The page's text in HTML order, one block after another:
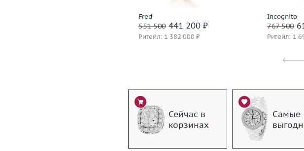
Fred
551 500441 200 ₽
Ритейл: 1 382 000 ₽
Incognito
767 500
Ритейл: 1
Сейчас в
корзинах
Самые